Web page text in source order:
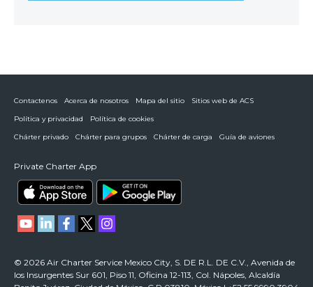
Contactenos Acerca de nosotros Mapa del sitio
Sitios web de ACS
Política y privacidad
Política de cookies
Chárter privado
Chárter para grupos Chárter de carga Guía de aviones
Private Charter App
© 2026 Air Charter Service Mexico City, S. DE R.L. DE C.V., Avenida de
los Insurgentes Sur 601, Piso 11, Oficina 12-113, Col. Nápoles, Alcaldía